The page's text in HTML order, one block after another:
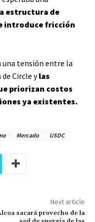
estructura de
introduce fricción
una tensión entre la
Circle ylas
priorizan costos
ya existentes.
Mercado USDC
Next article
sacará provecho de la